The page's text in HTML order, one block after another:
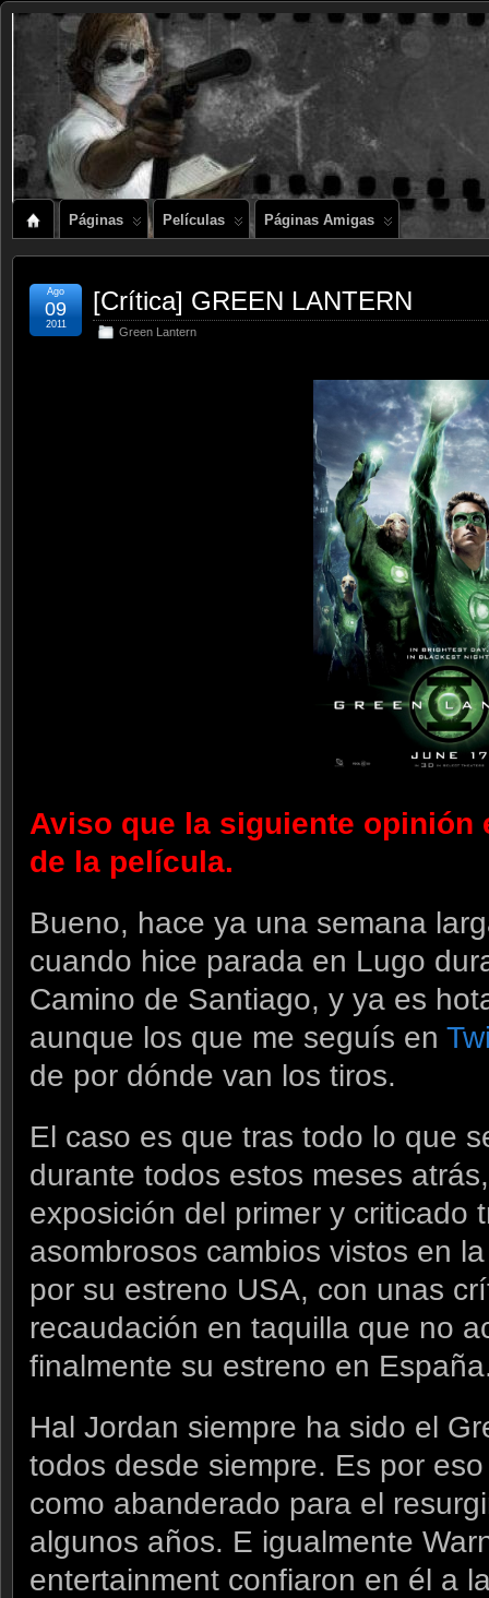
Páginas Películas Páginas Amigas
[Crítica] GREEN LANTERN
Green Lantern
Ago
09
2011
Aviso que la siguiente opinión
de la película.
Bueno, hace ya una semana
cuando hice parada en Lugo
Camino de Santiago, y ya es
aunque los que me seguís en
de por dónde van los tiros.
El caso es que tras todo lo que
durante todos estos meses
exposición del primer y criticado
asombrosos cambios vistos en
por su estreno USA, con unas
recaudación en taquilla que no
finalmente su estreno en
Hal Jordan siempre ha sido el
todos desde siempre. Es por
como abanderado para el
algunos años. E igualmente
entertainment confiaron en él a